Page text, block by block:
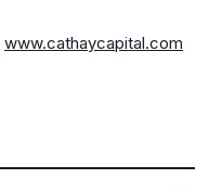
www.cathaycapital.com